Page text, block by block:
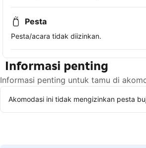
Pesta
Pesta/acara tidak diizinkan.
Informasi penting
Informasi penting untuk tamu di
Akomodasi ini tidak mengizinkan pesta